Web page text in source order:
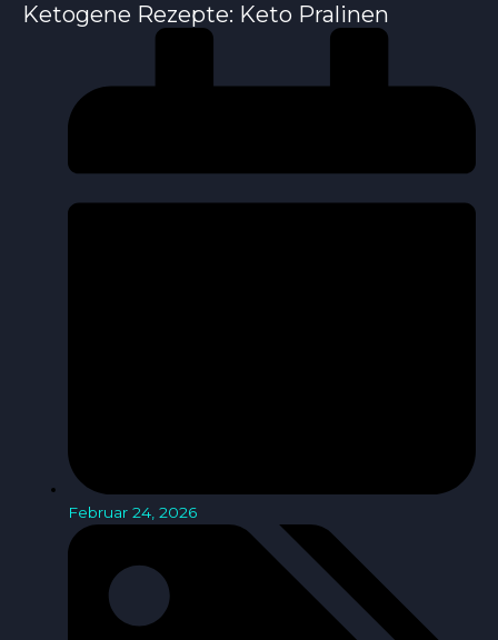
Ketogene Rezepte: Keto Pralinen
Februar 24, 2026